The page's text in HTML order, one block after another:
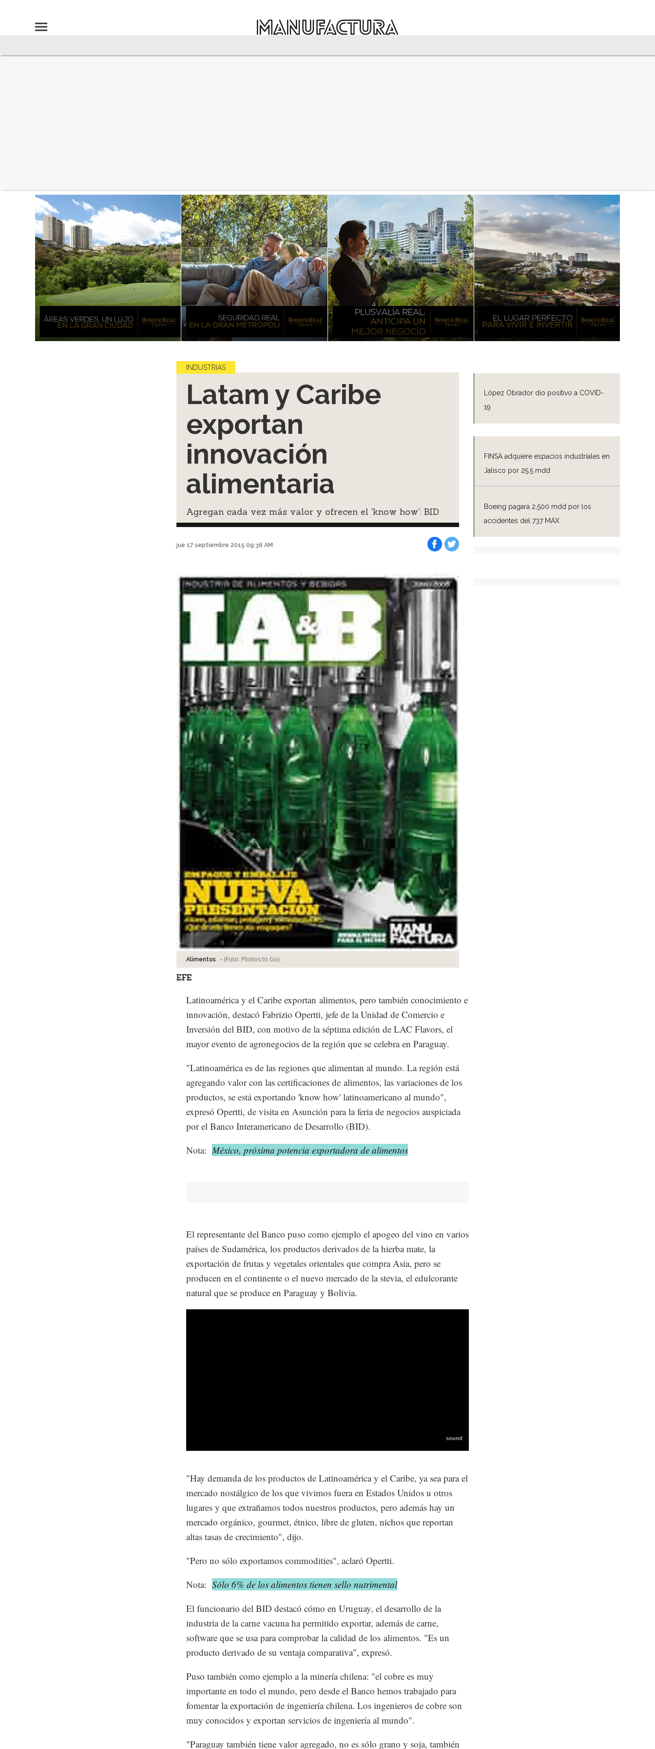
López Obrador dio positivo a COVID-
19
FINSA adquiere espacios industriales en
Jalisco por 25.5 mdd
Boeing pagará 2,500 mdd por los
accidentes del 737 MAX
INDUSTRIAS
Latam y Caribe
exportan
innovación
alimentaria
Agregan cada vez más valor y ofrecen el 'know how': BID.
jue 17 septiembre 2015 09:36 AM
Alimentos - (Foto: Photos to Go)
EFE
Latinoamérica y el Caribe exportan alimentos, pero también conocimiento e
innovación, destacó Fabrizio Opertti, jefe de la Unidad de Comercio e
Inversión del BID, con motivo de la séptima edición de LAC Flavors, el
mayor evento de agronegocios de la región que se celebra en Paraguay.
"Latinoamérica es de las regiones que alimentan al mundo. La región está
agregando valor con las certificaciones de alimentos, las variaciones de los
productos, se está exportando 'know how' latinoamericano al mundo",
expresó Opertti, de visita en Asunción para la feria de negocios auspiciada
por el Banco Interamericano de Desarrollo (BID).
Nota: México, próxima potencia exportadora de alimentos
El representante del Banco puso como ejemplo el apogeo del vino en varios
países de Sudamérica, los productos derivados de la hierba mate, la
exportación de frutas y vegetales orientales que compra Asia, pero se
producen en el continente o el nuevo mercado de la stevia, el edulcorante
natural que se produce en Paraguay y Bolivia.
"Hay demanda de los productos de Latinoamérica y el Caribe, ya sea para el
mercado nostálgico de los que vivimos fuera en Estados Unidos u otros
lugares y que extrañamos todos nuestros productos, pero además hay un
mercado orgánico, gourmet, étnico, libre de gluten, nichos que reportan
altas tasas de crecimiento", dijo.
"Pero no sólo exportamos commodities", aclaró Opertti.
Nota: Sólo 6% de los alimentos tienen sello nutrimental
El funcionario del BID destacó cómo en Uruguay, el desarrollo de la
industria de la carne vacuna ha permitido exportar, además de carne,
software que se usa para comprobar la calidad de los alimentos. "Es un
producto derivado de su ventaja comparativa", expresó.
Puso también como ejemplo a la minería chilena: "el cobre es muy
importante en todo el mundo, pero desde el Banco hemos trabajado para
fomentar la exportación de ingeniería chilena. Los ingenieros de cobre son
muy conocidos y exportan servicios de ingeniería al mundo".
"Paraguay también tiene valor agregado, no es sólo grano y soja, también